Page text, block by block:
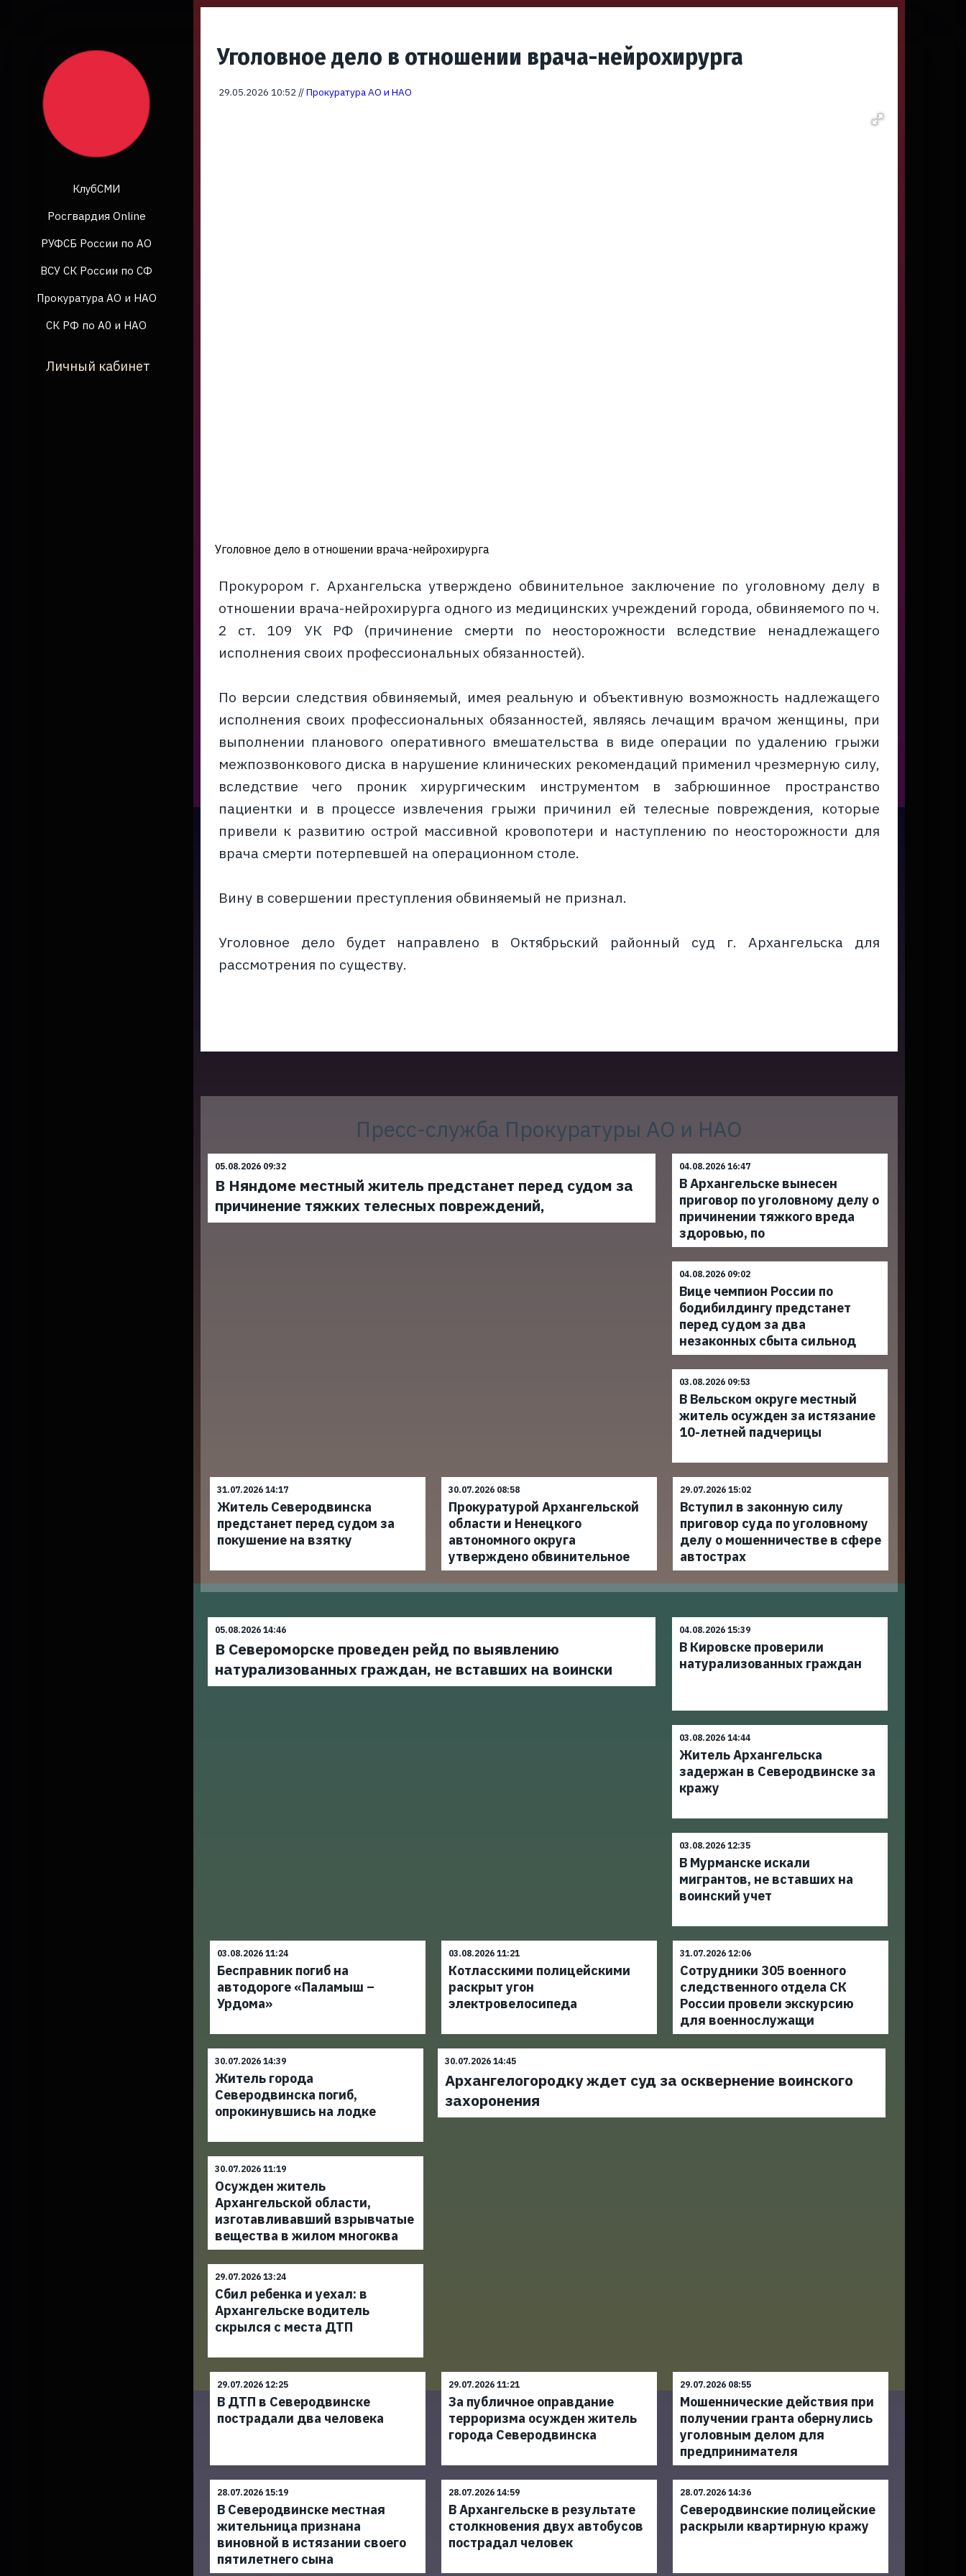
КлубСМИ
Росгвардия Online
РУФСБ России по АО
ВСУ СК России по СФ
Прокуратура АО и НАО
СК РФ по А0 и НАО
Личный кабинет
Уголовное дело в отношении врача-нейрохирурга
29.05.2026 10:52 //Прокуратура АО и НАО
Уголовное дело в отношении врача-нейрохирурга
Прокурором г. Архангельска утверждено обвинительное заключение по уголовному делу в
отношении врача-нейрохирурга одного из медицинских учреждений города, обвиняемого по ч.
2 ст. 109 УК РФ (причинение смерти по неосторожности вследствие ненадлежащего
исполнения своих профессиональных обязанностей).
По версии следствия обвиняемый, имея реальную и объективную возможность надлежащего
исполнения своих профессиональных обязанностей, являясь лечащим врачом женщины, при
выполнении планового оперативного вмешательства в виде операции по удалению грыжи
межпозвонкового диска в нарушение клинических рекомендаций применил чрезмерную силу,
вследствие чего проник хирургическим инструментом в забрюшинное пространство
пациентки и в процессе извлечения грыжи причинил ей телесные повреждения, которые
привели к развитию острой массивной кровопотери и наступлению по неосторожности для
врача смерти потерпевшей на операционном столе.
Вину в совершении преступления обвиняемый не признал.
Уголовное дело будет направлено в Октябрьский районный суд г. Архангельска для
рассмотрения по существу.
Пресс-служба Прокуратуры АО и НАО
05.08.2026 09:32
В Няндоме местный житель предстанет перед судом за
причинение тяжких телесных повреждений,
04.08.2026 16:47
В Архангельске вынесен
приговор по уголовному делу о
причинении тяжкого вреда
здоровью, по
04.08.2026 09:02
Вице чемпион России по
бодибилдингу предстанет
перед судом за два
незаконных сбыта сильнод
03.08.2026 09:53
В Вельском округе местный
житель осужден за истязание
10-летней падчерицы
31.07.2026 14:17
Житель Северодвинска
предстанет перед судом за
покушение на взятку
30.07.2026 08:58
Прокуратурой Архангельской
области и Ненецкого
автономного округа
утверждено обвинительное
29.07.2026 15:02
Вступил в законную силу
приговор суда по уголовному
делу о мошенничестве в сфере
автострах
05.08.2026 14:46
В Североморске проведен рейд по выявлению
натурализованных граждан, не вставших на воински
04.08.2026 15:39
В Кировске проверили
натурализованных граждан
03.08.2026 14:44
Житель Архангельска
задержан в Северодвинске за
кражу
03.08.2026 12:35
В Мурманске искали
мигрантов, не вставших на
воинский учет
03.08.2026 11:24
Бесправник погиб на
автодороге «Паламыш –
Урдома»
03.08.2026 11:21
Котласскими полицейскими
раскрыт угон
электровелосипеда
31.07.2026 12:06
Сотрудники 305 военного
следственного отдела СК
России провели экскурсию
для военнослужащи
30.07.2026 14:45
Архангелогородку ждет суд за осквернение воинского
захоронения
30.07.2026 14:39
Житель города
Северодвинска погиб,
опрокинувшись на лодке
30.07.2026 11:19
Осужден житель
Архангельской области,
изготавливавший взрывчатые
вещества в жилом многоква
29.07.2026 13:24
Сбил ребенка и уехал: в
Архангельске водитель
скрылся с места ДТП
29.07.2026 12:25
В ДТП в Северодвинске
пострадали два человека
29.07.2026 11:21
За публичное оправдание
терроризма осужден житель
города Северодвинска
29.07.2026 08:55
Мошеннические действия при
получении гранта обернулись
уголовным делом для
предпринимателя
28.07.2026 15:19
В Северодвинске местная
жительница признана
виновной в истязании своего
пятилетнего сына
28.07.2026 14:59
В Архангельске в результате
столкновения двух автобусов
пострадал человек
28.07.2026 14:36
Северодвинские полицейские
раскрыли квартирную кражу